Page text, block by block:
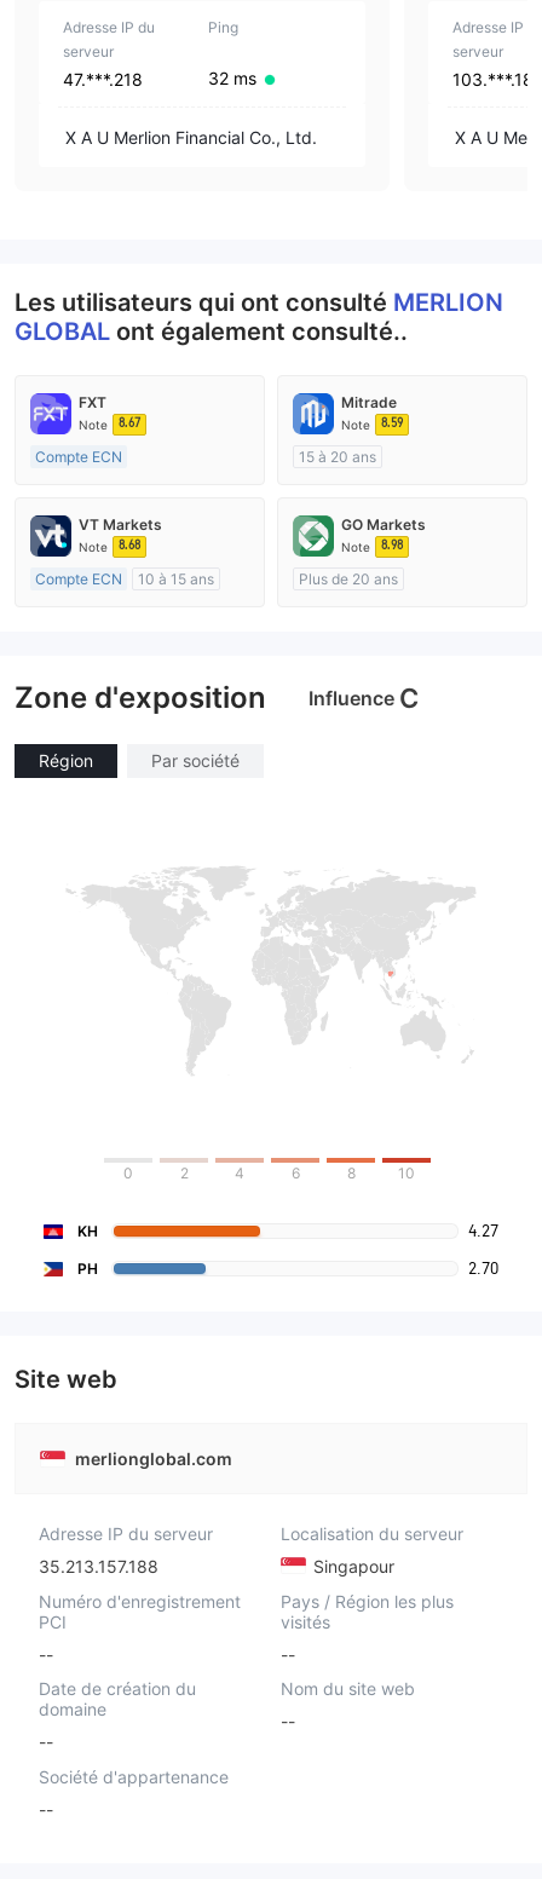
20 | 15 | 10 | 5 | 3
Adresse IP du
serveur
47.***.218
Ping
32 ms
X A U Merlion Financial Co., Ltd.
Adresse IP
serveur
X A U
Les utilisateurs qui ont consulté MERLION
GLOBAL ont également consulté..
FXT
Note 8.67
Compte ECN
Market Making (MM)
Etiquette principale MT4
Mitrade
Note 8.59
15 à 20 ans
Market Making (MM)
Auto-recherche
VT Markets
Note 8.68
Compte ECN
10 à 15 ans
GO Markets
Note 8.98
Plus de 20 ans
Zone d'exposition Influence C
Région Par société
0 2 4 6 8 10
KH 4.27
PH 2.70
Site web
merlionglobal.com
Adresse IP du serveur
35.213.157.188
Localisation du serveur
Singapour
Numéro d'enregistrement
PCI
--
Pays / Région les plus
visités
--
Date de création du
domaine
--
Nom du site web
--
Société d'appartenance
--